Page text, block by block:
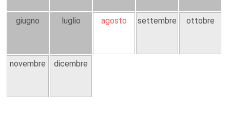
giugno luglio agosto settembre ottobre
novembre dicembre